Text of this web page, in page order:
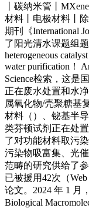
丨碳纳米管丨
材料丨电极材料丨
期刊《International
了阳光清水课题组题
heterogeneous
water purification！
Science检索，这是
正在废水处置和水
属氧化物/壳聚糖基
材料（）、铋基半
类芬顿试剂正在处
了对功能材料取污
污染物吸富集、光
范畴的研究供给了
已被援用42次（Web
论文。2024 年 1 月
Biological